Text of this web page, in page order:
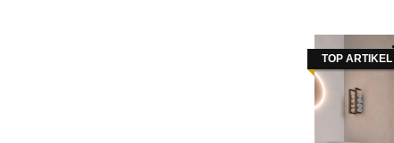
TOP ARTIKEL